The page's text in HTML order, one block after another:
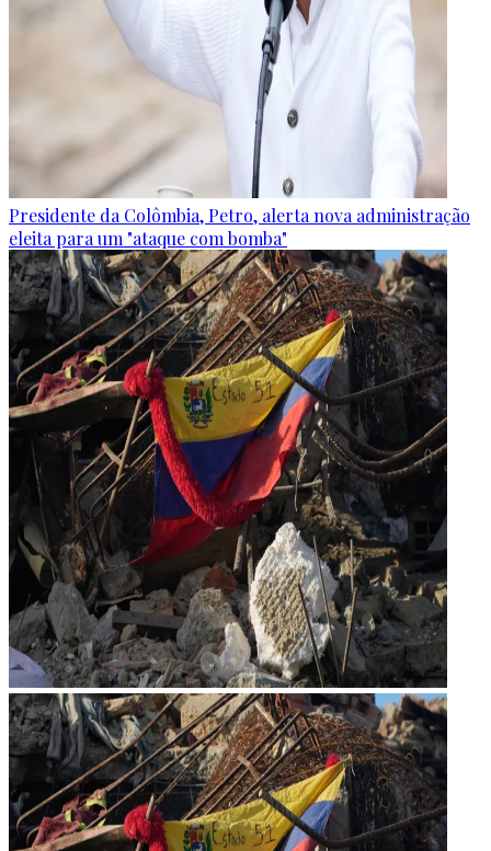
Presidente da Colômbia, Petro, alerta nova administração
eleita para um "ataque com bomba"